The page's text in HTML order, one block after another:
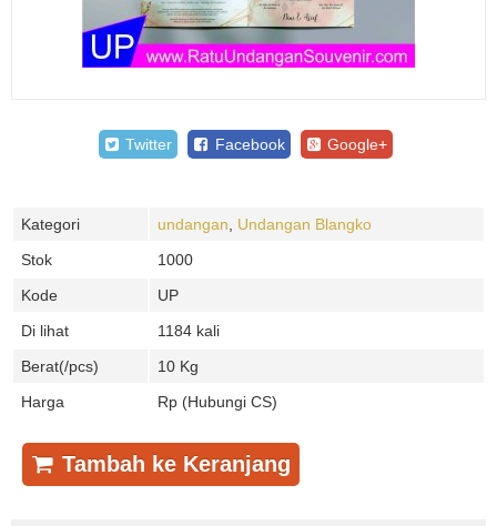
Twitter Facebook Google+
Kategori undangan
Undangan Blangko
Stok
1000
Kode
UP
Di lihat
1184 kali
Berat(/pcs)
10 Kg
Harga
Rp (Hubungi CS)
Tambah ke Keranjang